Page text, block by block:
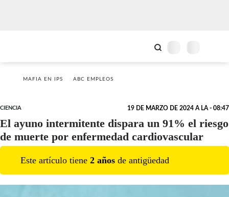
MAFIA EN IPS ABC EMPLEOS
CIENCIA 19 DE MARZO DE 2024 A LA - 08:47
El ayuno intermitente dispara un 91% el riesgo
de muerte por enfermedad cardiovascular
Este artículo tiene 2 años de antigüedad